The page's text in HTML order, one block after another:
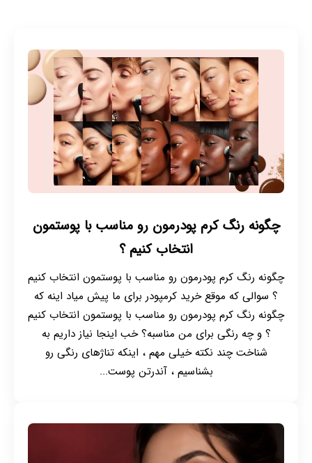
چگونه رنگ کرم پودرمون رو مناسب با پوستمون
انتخاب کنیم ؟
چگونه رنگ کرم پودرمون رو مناسب با پوستمون انتخاب کنیم
؟ سوالی که موقع خرید کرمپودر برای ما پیش میاد اینه که
چگونه رنگ کرم پودرمون رو مناسب با پوستمون انتخاب کنیم
؟ و چه رنگی برای من مناسبه؟ خب اینجا نیاز داریم به
شناخت چند نکته خیلی مهم ، اینکه تناژهای رنگی رو
بشناسیم ، آندرتن پوست...